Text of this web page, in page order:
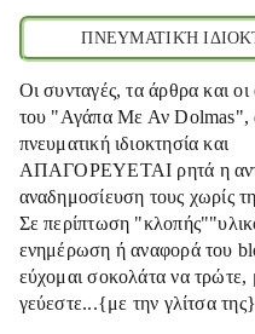
ΠΝΕΥΜΑΤΙΚΉ
Οι συνταγές, τα άρθρα και
του "Αγάπα Με Αν Dolmas",
πνευματική ιδιοκτησία και
ΑΠΑΓΟΡΕΥΕΤΑΙ ρητά η
αναδημοσίευση τους χωρίς
Σε περίπτωση
ενημέρωση ή αναφορά του
εύχομαι σοκολάτα να τρώτε,
γεύεστε...{με την γλίτσα της}